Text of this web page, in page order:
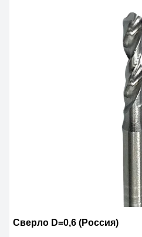
Сверло D=0,6 (Россия)